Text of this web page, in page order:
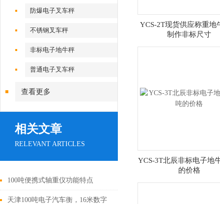
防爆电子叉车秤
不锈钢叉车秤
非标电子地牛秤
普通电子叉车秤
查看更多
相关文章
RELEVANT ARTICLES
100吨便携式轴重仪功能特点
天津100吨电子汽车衡，16米数字
YCS-2T现货供应称重地
制作非标尺寸
YCS-3T北辰非标电子地
的价格